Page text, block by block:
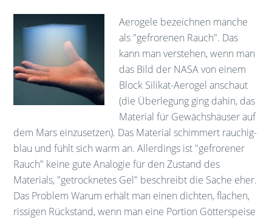
Aerogele bezeichnen manche
als "gefrorenen Rauch". Das
kann man verstehen, wenn man
das Bild der NASA von einem
Block Silikat-Aerogel anschaut
(die Überlegung ging dahin, das
Material für Gewächshäuser auf
dem Mars einzusetzen). Das Material schimmert rauchig-
blau und fühlt sich warm an. Allerdings ist "gefrorener
Rauch" keine gute Analogie für den Zustand des
Materials, "getrocknetes Gel" beschreibt die Sache eher.
Das Problem Warum erhält man einen dichten, flachen,
rissigen Rückstand, wenn man eine Portion Götterspeise